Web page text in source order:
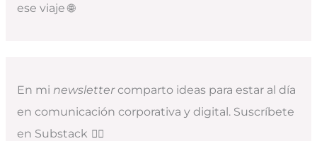
ese viaje 🌐
En mi newslettercomparto ideas para estar al día
en comunicación corporativa y digital. Suscríbete
en Substack 👇🏻